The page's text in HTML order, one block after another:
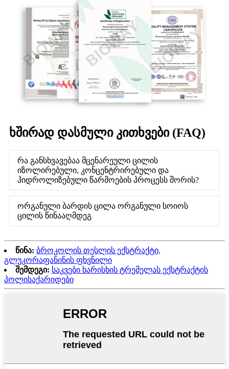
ხშირად დასმული კითხვები (FAQ)
რა განსხვავებაა მცენარეული ცილის
იზოლირებული, კონცენტრირებული და
ჰიდროლიზებული წარმოების პროცესს შორის?
ორგანული ბარდის ცილა ორგანული სოიოს
ცილის წინააღმდეგ
წინა: ბროკოლის თესლის ექსტრაქტი,
გლუკორაფანინის ფხვნილი
შემდეგი: საკვები ხარისხის ტრემელას ექსტრაქტის
პოლისაქარიდები